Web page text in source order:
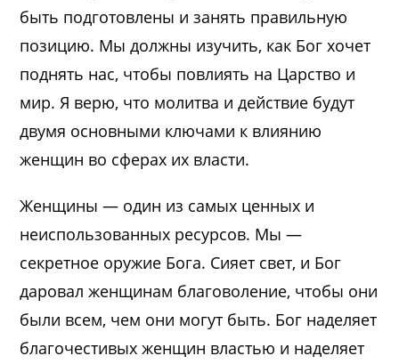
быть подготовлены и занять правильную
позицию. Мы должны изучить, как Бог хочет
поднять нас, чтобы повлиять на Царство и
мир. Я верю, что молитва и действие будут
двумя основными ключами к влиянию
женщин во сферах их власти.
Женщины — один из самых ценных и
неиспользованных ресурсов. Мы —
секретное оружие Бога. Сияет свет, и Бог
даровал женщинам благоволение, чтобы они
были всем, чем они могут быть. Бог наделяет
благочестивых женщин властью и наделяет